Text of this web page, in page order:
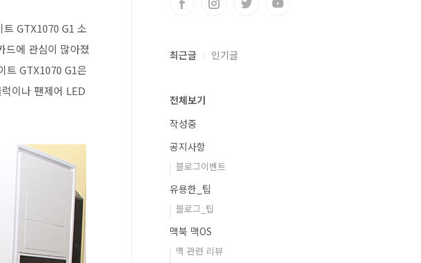
GTX1070 G1 소
드에 관심이 많아졌
트 GTX1070 G1은
이나 팬제어 LED
최근글 인기글
전체보기
작성중
공지사항
블로그이벤트
유용한_팁
블로그_팁
맥북 맥OS
맥 관련 리뷰